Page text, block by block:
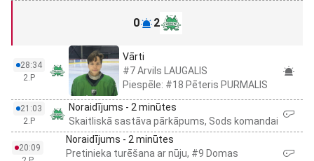
0 2
28:34
2.P
Vārti
#7 Arvils LAUGALIS
Piespēle: #18 Pēteris PURMALIS
21:03
2.P
Noraidījums - 2 minūtes
Skaitliskā sastāva pārkāpums, Sods komandai
20:09
Noraidījums - 2 minūtes
Pretinieka turēšana ar nūju, #9 Domas